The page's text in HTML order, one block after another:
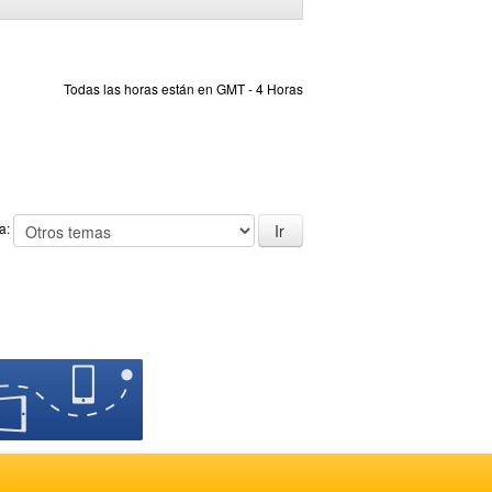
Todas las horas están en GMT - 4 Horas